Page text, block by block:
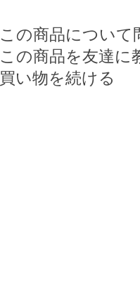
この商品について
この商品を友達に
買い物を続ける